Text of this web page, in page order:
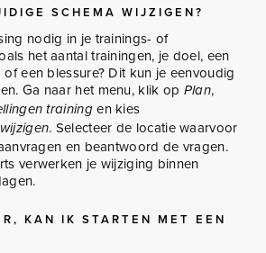
SCHEMA WIJZIGEN?
nodig in je trainings- of
het aantal trainingen, je doel, een
een blessure? Dit kun je eenvoudig
Ga naar het menu, klik op Plan,
trainingen kies
. Selecteer de locatie waarvoor
en beantwoord de vragen.
verwerken je wijziging binnen
KAN IK STARTEN MET EEN